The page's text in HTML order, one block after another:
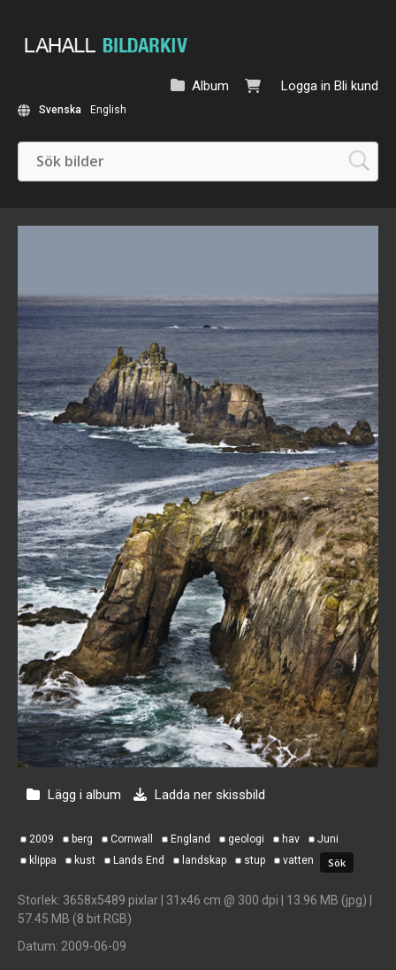
Logga in Bli kund
Album
Svenska English
Lägg i album Ladda ner skissbild
2009 berg Cornwall England geologi hav
Juni
klippa
kust Lands End landskap stup vatten
Storlek: 3658x5489 pixlar | 31x46 cm @ 300 dpi | 13.96 MB (jpg) |
57.45 MB (8 bit RGB)
Datum: 2009-06-09